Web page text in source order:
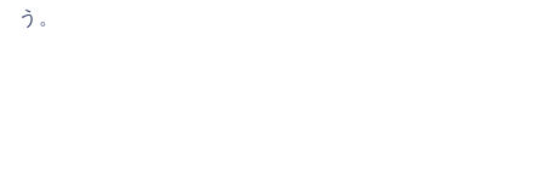
う。